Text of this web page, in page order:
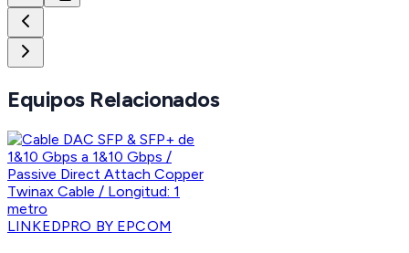
Equipos Relacionados
LINKEDPRO BY EPCOM